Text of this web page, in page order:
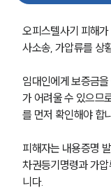
오피스텔사기 피해
사소송, 가압류를 상
임대인에게 보증금
가 어려울 수 있으므
를 먼저 확인해야 합
피해자는 내용증명
차권등기명령과 가
니다.